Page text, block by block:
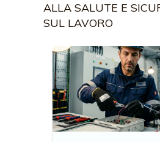
ALLA SALUTE E
SUL LAVORO